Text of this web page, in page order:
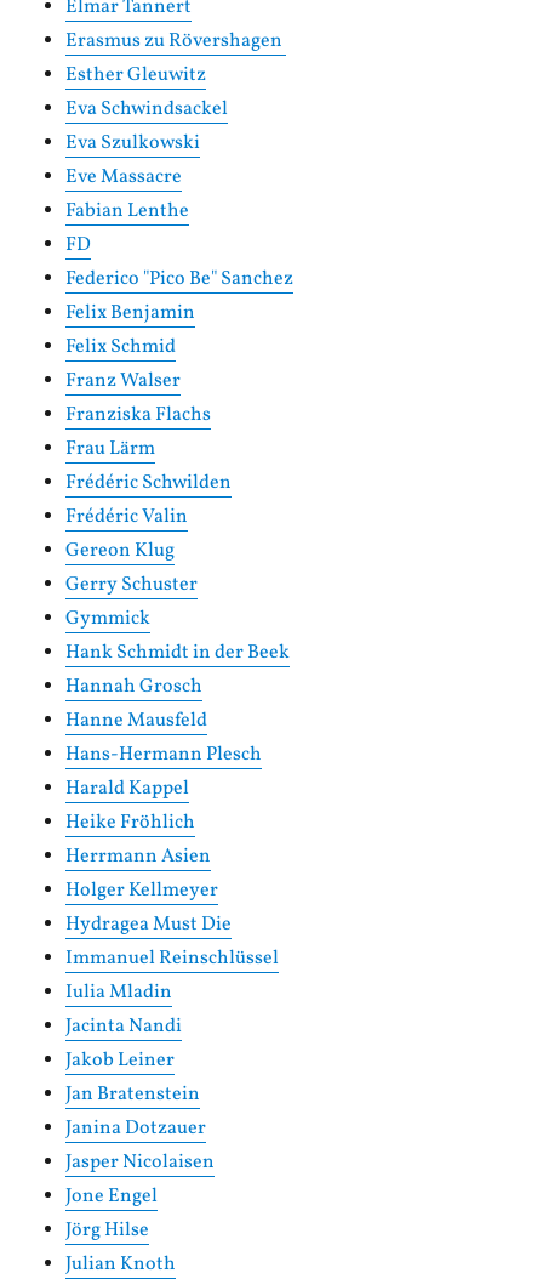
Elmar Tannert
Erasmus zu Rövershagen
Esther Gleuwitz
Eva Schwindsackel
Eva Szulkowski
Eve Massacre
Fabian Lenthe
FD
Federico "Pico Be" Sanchez
Felix Benjamin
Felix Schmid
Franz Walser
Franziska Flachs
Frau Lärm
Frédéric Schwilden
Frédéric Valin
Gereon Klug
Gerry Schuster
Gymmick
Hank Schmidt in der Beek
Hannah Grosch
Hanne Mausfeld
Hans-Hermann Plesch
Harald Kappel
Heike Fröhlich
Herrmann Asien
Holger Kellmeyer
Hydragea Must Die
Immanuel Reinschlüssel
Iulia Mladin
Jacinta Nandi
Jakob Leiner
Jan Bratenstein
Janina Dotzauer
Jasper Nicolaisen
Jone Engel
Jörg Hilse
Julian Knoth